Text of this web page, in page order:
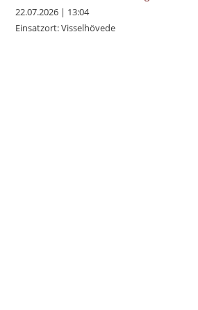
22.07.2026 | 13:04
Einsatzort: Visselhövede